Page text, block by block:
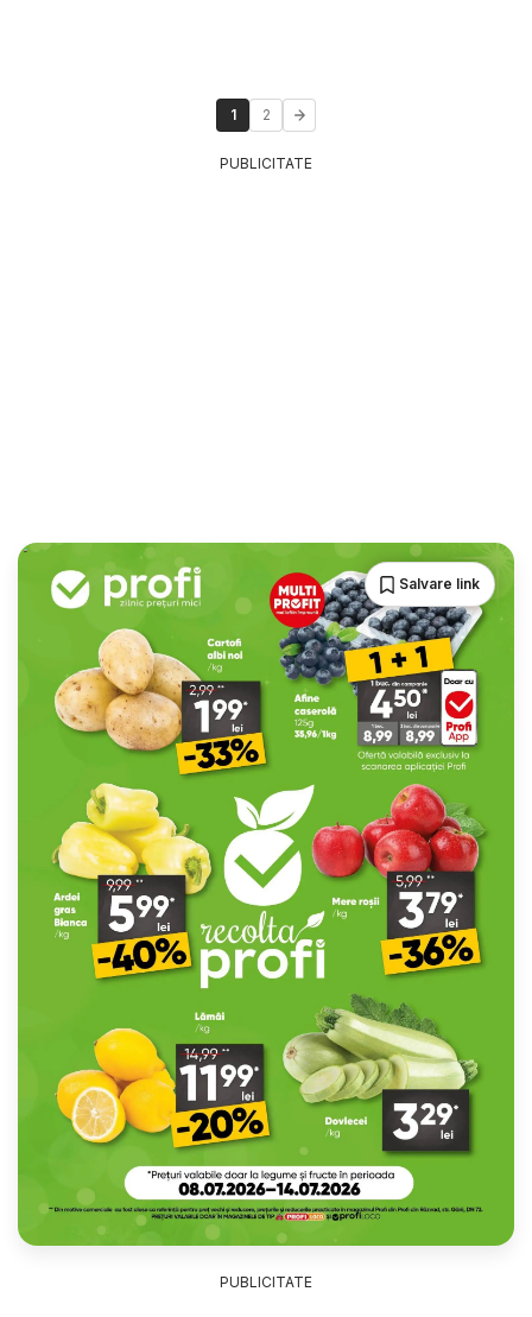
1 2
PUBLICITATE
Salvare link
PUBLICITATE